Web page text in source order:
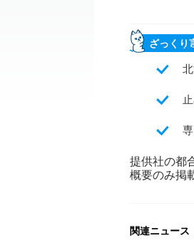
ざっくり
提供社の都
概要のみ掲
関連ニュース